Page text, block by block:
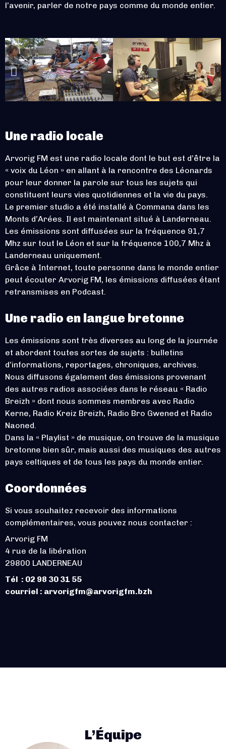
l’avenir, parler de notre pays comme du monde entier.
Une radio locale
Arvorig FM est une radio locale dont le but est d’être la
« voix du Léon » en allant à la rencontre des Léonards
pour leur donner la parole sur tous les sujets qui
constituent leurs vies quotidiennes et la vie du pays.
Le premier studio a été installé à Commana dans les
Monts d’Arées. Il est maintenant situé à Landerneau.
Les émissions sont diffusées sur la fréquence 91,7
Mhz sur tout le Léon et sur la fréquence 100,7 Mhz à
Landerneau uniquement.
Grâce à Internet, toute personne dans le monde entier
peut écouter Arvorig FM, les émissions diffusées étant
retransmises en Podcast.
Une radio en langue bretonne
Les émissions sont très diverses au long de la journée
et abordent toutes sortes de sujets : bulletins
d’informations, reportages, chroniques, archives.
Nous diffusons également des émissions provenant
des autres radios associées dans le réseau « Radio
Breizh » dont nous sommes membres avec Radio
Kerne, Radio Kreiz Breizh, Radio Bro Gwened et Radio
Naoned.
Dans la « Playlist » de musique, on trouve de la musique
bretonne bien sûr, mais aussi des musiques des autres
pays celtiques et de tous les pays du monde entier.
Coordonnées
Si vous souhaitez recevoir des informations
complémentaires, vous pouvez nous contacter :
Arvorig FM
4 rue de la libération
29800 LANDERNEAU
Tél : 02 98 30 31 55
courriel : arvorigfm@arvorigfm.bzh
L’Équipe